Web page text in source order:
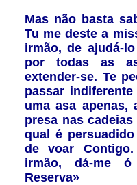
Mas não basta
Tu me deste a
irmão, de ajudá-
por todas as
extender-se. Te
passar
uma asa apenas,
presa nas
qual é
de voar
irmão, dá-me
Reserva»